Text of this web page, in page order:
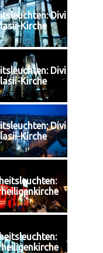
Divi
Kirche
Divi
Kirche
Divi
Kirche